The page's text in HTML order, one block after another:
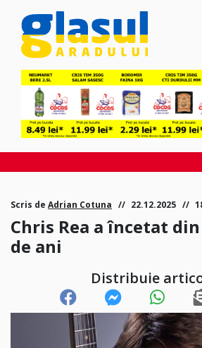
Scris de Adrian Cotuna 22.12.2025
Chris Rea a încetat
de ani
Distribuie